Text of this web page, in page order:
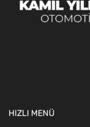
HIZLI MENÜ